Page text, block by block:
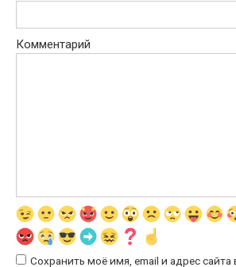
Комментарий
Сохранить моё имя, email и адрес сайта